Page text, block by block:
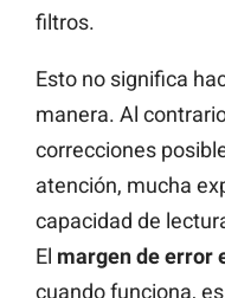
filtros.
Esto no significa
manera. Al
correcciones
atención, mucha
capacidad de
El margen de error
cuando funciona,